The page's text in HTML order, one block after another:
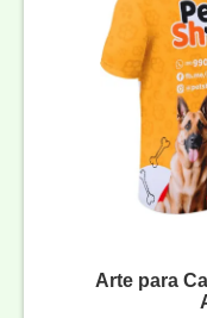
Arte para